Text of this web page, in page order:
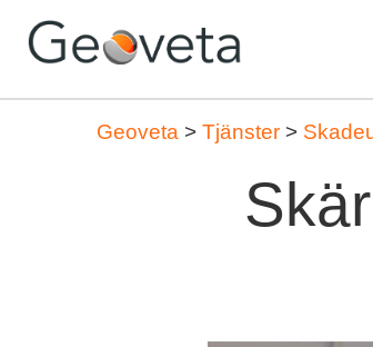
Geoveta > Tjänster >